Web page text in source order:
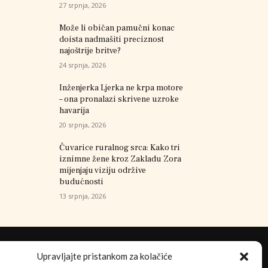
Upravljajte pristankom za kolačiće
27 srpnja, 2026
Može li običan pamučni konac
doista nadmašiti preciznost
najoštrije britve?
24 srpnja, 2026
Inženjerka Ljerka ne krpa motore
– ona pronalazi skrivene uzroke
havarija
20 srpnja, 2026
Čuvarice ruralnog srca: Kako tri
iznimne žene kroz Zakladu Zora
mijenjaju viziju održive
budućnosti
13 srpnja, 2026